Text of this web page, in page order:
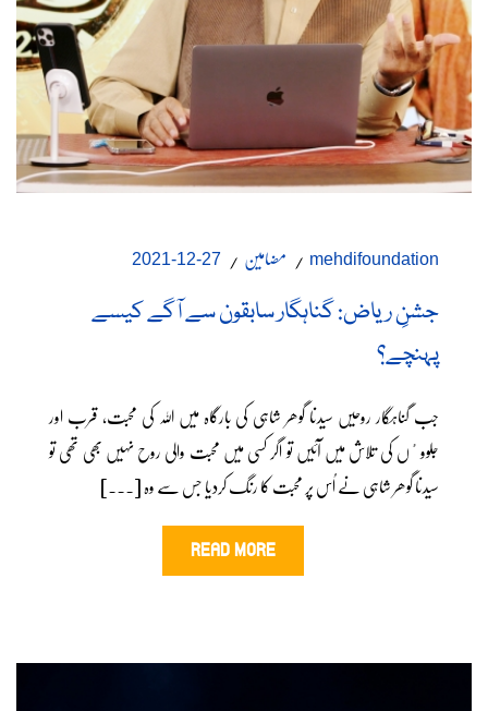
mehdifoundation مضامین 27-12-2021
جشنِ ریاض: گناہگار سابقون سے آگے کیسے
پہنچے؟
جب گناہگار روحیں سیدنا گوھر شاہی کی بارگاہ میں اللہ کی محبت، قرب اور
جلووٴں کی تلاش میں آئیں تو اگر کسی میں محبت والی روح نہیں بھی تھی تو
سیدنا گوھر شاہی نے اُس پر محبت کا رنگ کردیا جس سے وہ [...]
READ MORE